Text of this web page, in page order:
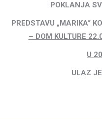
POKLANJA
PREDSTAVU „MARIKA“
– DOM KULTURE
U
ULAZ